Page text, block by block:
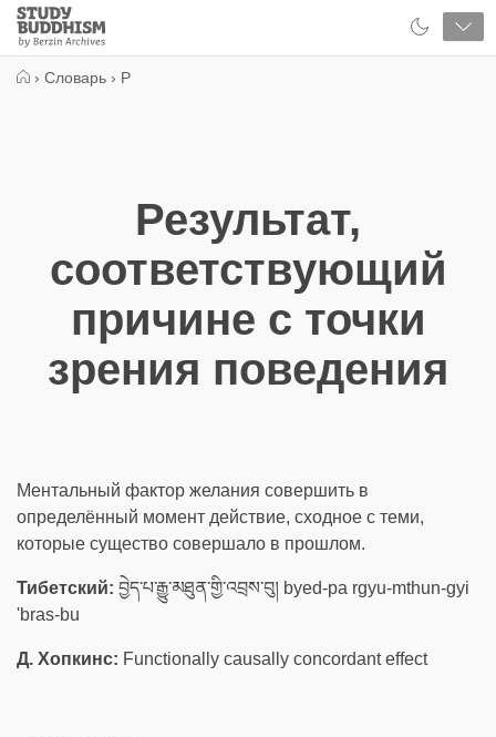
Close
Study
Buddhism
› Словарь › Р
Результат,
соответствующий
причине с точки
зрения поведения
Ментальный фактор желания совершить в
определённый момент действие, сходное с теми,
которые существо совершало в прошлом.
Тибетский: བྱེད་པ་རྒྱུ་མཐུན་གྱི་འབྲས་བུ། byed-pa rgyu-mthun-gyi
'bras-bu
Д. Хопкинс: Functionally causally concordant effect